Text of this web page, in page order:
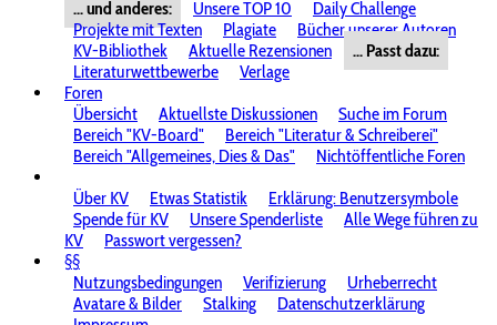
... und anderes:
Unsere TOP 10
Daily Challenge
Projekte mit Texten
Plagiate
Bücher unserer Autoren
KV-Bibliothek
Aktuelle Rezensionen
... Passt dazu:
Literaturwettbewerbe
Verlage
Foren
Übersicht
Aktuellste Diskussionen
Suche im Forum
Bereich "KV-Board"
Bereich "Literatur & Schreiberei"
Bereich "Allgemeines, Dies & Das"
Nichtöffentliche Foren
Über KV
Etwas Statistik
Erklärung: Benutzersymbole
Spende für KV
Unsere Spenderliste
Alle Wege führen zu
KV
Passwort vergessen?
§§
Nutzungsbedingungen
Verifizierung
Urheberrecht
Avatare & Bilder
Stalking
Datenschutzerklärung